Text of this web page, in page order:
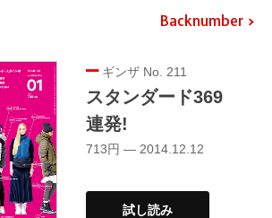
Backnumber
ギンザ No. 211
スタンダード369
連発!
713円 — 2014.12.12
試し読み